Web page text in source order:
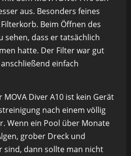
aus. Besonders feines
Beim Öffnen des
sehen, dass er tatsächlich
hatte. Der Filter war gut
einfach
Diver A10 ist kein Gerät
nach einem völlig
Wenn ein Pool über Monate
grober Dreck und
sind, dann sollte man nicht